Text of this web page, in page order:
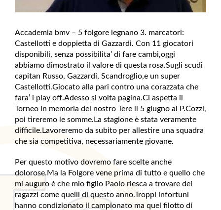
Accademia bmv – 5 folgore legnano 3. marcatori:
Castellotti e doppietta di Gazzardi. Con 11 giocatori
disponibili, senza possibilita’ di fare cambi,oggi
abbiamo dimostrato il valore di questa rosa.Sugli scudi
capitan Russo, Gazzardi, Scandroglio,e un super
Castellotti.Giocato alla pari contro una corazzata che
fara’ i play off.Adesso si volta pagina.Ci aspetta il
Torneo in memoria del nostro Tere il 5 giugno al P.Cozzi,
poi tireremo le somme.La stagione è stata veramente
difficile.Lavoreremo da subito per allestire una squadra
che sia competitiva, necessariamente giovane.
Per questo motivo dovremo fare scelte anche
dolorose.Ma la Folgore vene prima di tutto e quello che
mi auguro è che mio figlio Paolo riesca a trovare dei
ragazzi come quelli di questo anno.Troppi infortuni
hanno condizionato il campionato ma quel filotto di